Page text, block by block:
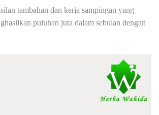
tambahan dan kerja sampingan yang
puluhan juta dalam sebulan dengan